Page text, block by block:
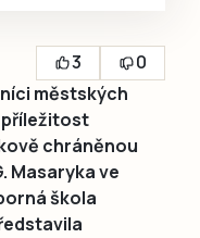
3
0
městských
příležitost
chráněnou
Masaryka ve
škola